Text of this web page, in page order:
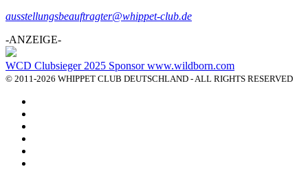
ausstellungsbeauftragter@whippet-club.de
-ANZEIGE-
WCD Clubsieger 2025 Sponsor www.wildborn.com
© 2011-2026 WHIPPET CLUB DEUTSCHLAND - ALL RIGHTS RESERVED